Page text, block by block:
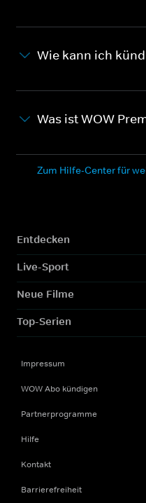
Wie kann ich
Was ist WOW
Zum Hilfe-Center für
Entdecken
Live-Sport
Neue Filme
Top-Serien
Impressum
WOW Abo kündigen
Partnerprogramme
Hilfe
Kontakt
Barrierefreiheit